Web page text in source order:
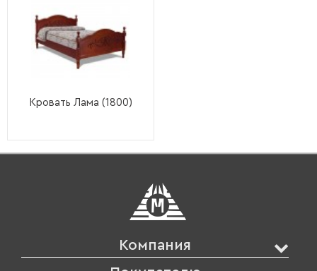
Кровать Лама (1800)
Компания